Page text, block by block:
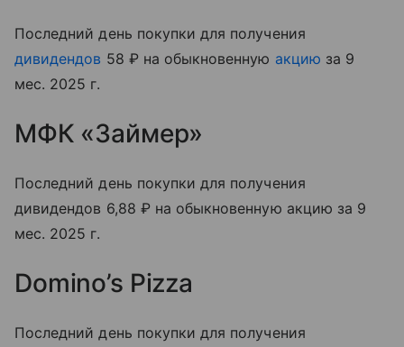
Последний день покупки для получения
дивидендов 58 ₽ на обыкновенную акцию за 9
мес. 2025 г.
МФК «Займер»
Последний день покупки для получения
дивидендов 6,88 ₽ на обыкновенную акцию за 9
мес. 2025 г.
Domino’s Pizza
Последний день покупки для получения